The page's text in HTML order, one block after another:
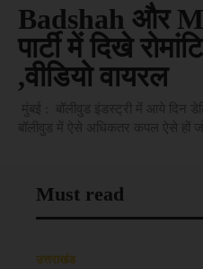
Badshah और
पार्टी में दिखे
,वीडियो वायरल
Must read
उत्तराखंड